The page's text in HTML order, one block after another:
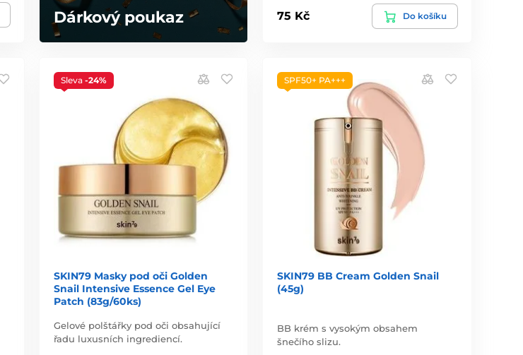
Dárkový poukaz 75 Kč Do košíku
Sleva -24%
SKIN79 Masky pod oči Golden
Snail Intensive Essence Gel Eye
Patch (83g/60ks)
Gelové polštářky pod oči obsahující
řadu luxusních ingrediencí.
SPF50+ PA+++
SKIN79 BB Cream Golden Snail
(45g)
BB krém s vysokým obsahem
šnečího slizu.